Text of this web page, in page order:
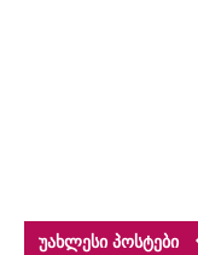
ᲣᲐᲮᲚᲔᲡᲘ ᲞᲝᲡᲢᲔᲑᲘ